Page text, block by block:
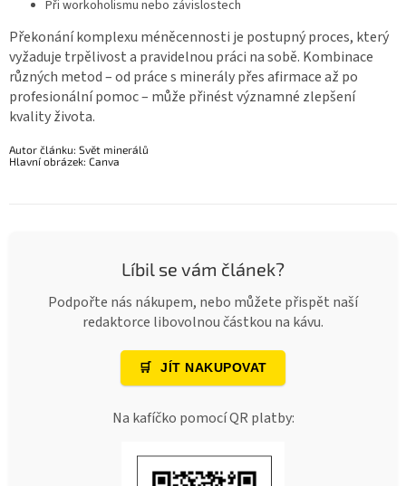
Při workoholismu nebo závislostech
Překonání komplexu méněcennosti je postupný proces, který
vyžaduje trpělivost a pravidelnou práci na sobě. Kombinace
různých metod – od práce s minerály přes afirmace až po
profesionální pomoc – může přinést významné zlepšení
kvality života.
Autor článku: Svět minerálů
Hlavní obrázek: Canva
Líbil se vám článek?
Podpořte nás nákupem, nebo můžete přispět naší
redaktorce libovolnou částkou na kávu.
🛒 JÍT NAKUPOVAT
Na kafíčko pomocí QR platby: